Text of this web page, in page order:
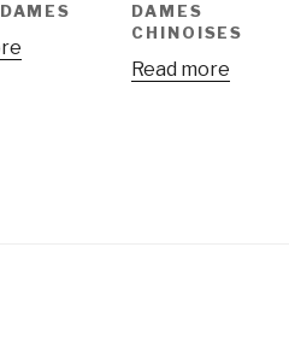
DAMES
CHINOISES
Read more